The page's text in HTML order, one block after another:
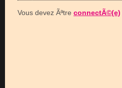
Vous devez Ãªtre connectÃ©(e)